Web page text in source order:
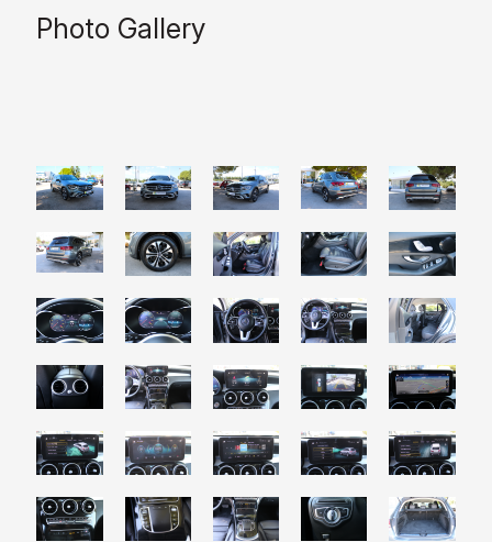
Photo Gallery